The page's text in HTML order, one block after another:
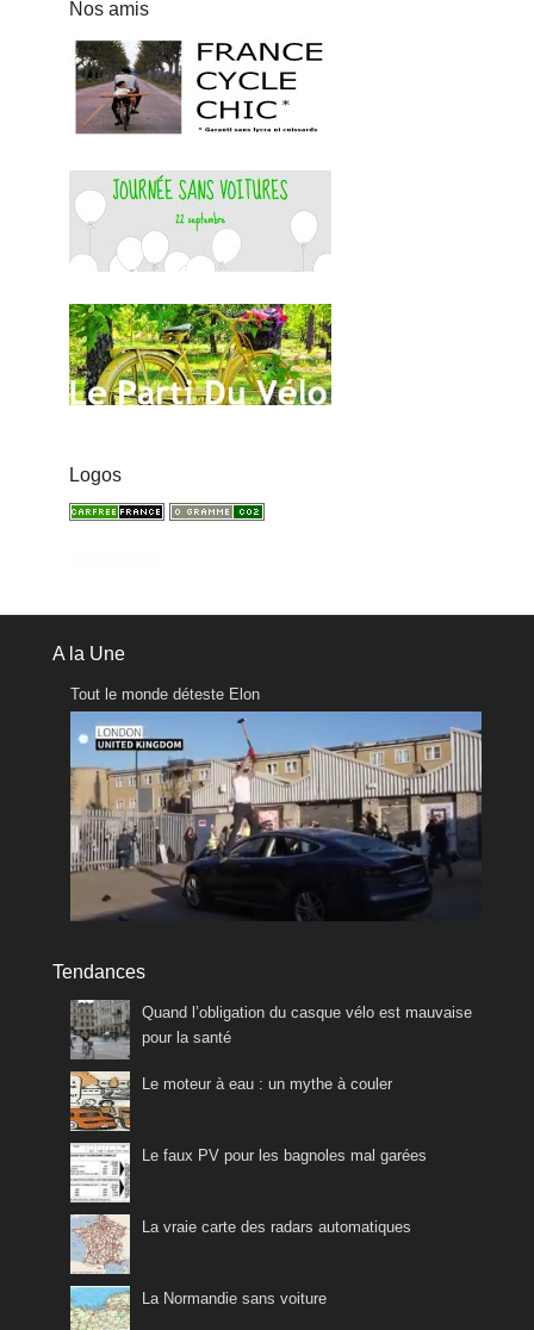
Nos amis
Logos
A la Une
Tout le monde déteste Elon
Tendances
Quand l’obligation du casque vélo est mauvaise
pour la santé
Le moteur à eau : un mythe à couler
Le faux PV pour les bagnoles mal garées
La vraie carte des radars automatiques
La Normandie sans voiture